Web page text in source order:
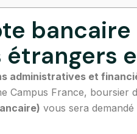
administratives et
Campus France,
vous sera